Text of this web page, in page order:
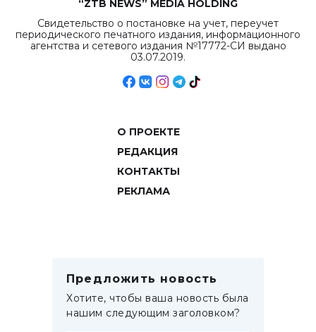
“ZTB NEWS” MEDIA HOLDING
Свидетельство о постановке на учет, переучет
периодического печатного издания, информационного
агентства и сетевого издания №17772-СИ выдано
03.07.2019.
О ПРОЕКТЕ
РЕДАКЦИЯ
КОНТАКТЫ
РЕКЛАМА
Предложить новость
Хотите, чтобы ваша новость была
нашим следующим заголовком?